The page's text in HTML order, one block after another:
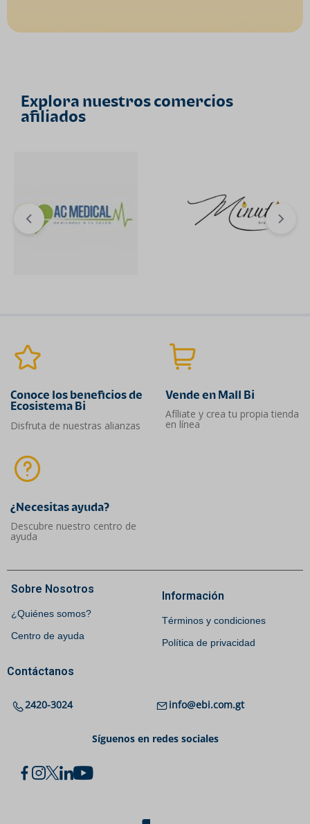
Explora nuestros comercios
afiliados
Conoce los beneficios de
Ecosistema Bi
Disfruta de nuestras alianzas
Vende en Mall Bi
Afíliate y crea tu propia tienda
en línea
¿Necesitas ayuda?​
Descubre nuestro centro de
ayuda
Sobre Nosotros
¿Quiénes somos?
Centro de ayuda
Información
Términos y condiciones
Política de privacidad
Contáctanos
2420-3024 info@ebi.com.gt
Síguenos en redes sociales